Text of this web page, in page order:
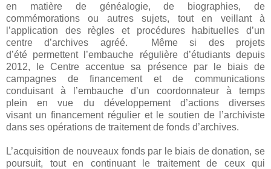
en matière de généalogie, de biographies, de
commémorations ou autres sujets, tout en veillant à
l’application des règles et procédures habituelles d’un
centre d’archives agréé. Même si des projets
d’été permettent l’embauche régulière d’étudiants depuis
2012, le Centre accentue sa présence par le biais de
campagnes de financement et de communications
conduisant à l’embauche d’un coordonnateur à temps
plein en vue du développement d’actions diverses
visant un financement régulier et le soutien de l’archiviste
dans ses opérations de traitement de fonds d’archives.
L’acquisition de nouveaux fonds par le biais de donation, se
poursuit, tout en continuant le traitement de ceux qui